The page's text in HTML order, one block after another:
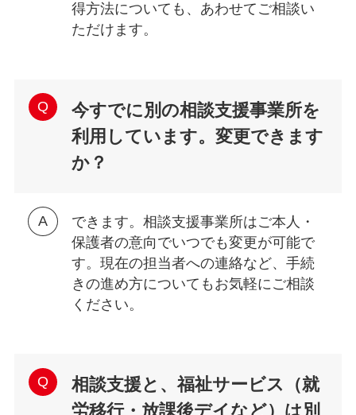
得方法についても、あわせてご相談い
ただけます。
今すでに別の相談支援事業所を
利用しています。変更できます
か？
できます。相談支援事業所はご本人・
保護者の意向でいつでも変更が可能で
す。現在の担当者への連絡など、手続
きの進め方についてもお気軽にご相談
ください。
相談支援と、福祉サービス（就
労移行・放課後デイなど）は別